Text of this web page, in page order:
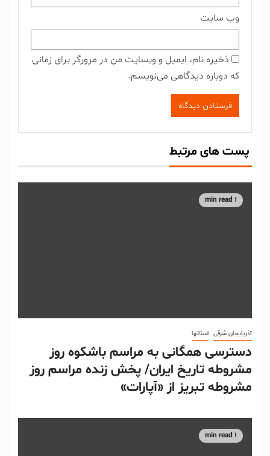
وب‌ سایت
ذخیره نام، ایمیل و وبسایت من در مرورگر برای زمانی
که دوباره دیدگاهی می‌نویسم.
پست های مرتبط
1 min read
آذربایجان شرقی استانها
دسترسی همگانی به مراسم باشکوه روز
مشروطه تاریخ ایران/ پخش زنده مراسم روز
مشروطه تبریز از «آپارات»
1 min read